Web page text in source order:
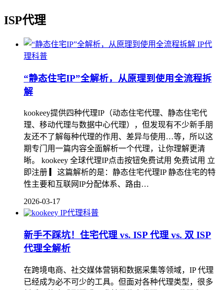
ISP代理
IP代
理科普
“静态住宅IP”全解析，从原理到使用全流程拆
解
kookeey提供四种代理IP（动态住宅代理、静态住宅代
理、移动代理与数据中心代理），但发现有不少新手朋
友还不了解每种代理的作用、差异与使用…等，所以这
期专门用一篇内容全面解析一个代理，让你理解更清
晰。 kookeey 全球代理IP点击按钮免费试用 免费试用 立
即注册 ▎这篇解析的是：静态住宅代理IP 静态住宅的特
性主要和互联网IP分配体系、路由…
2026-03-17
IP代理科普
新手不踩坑！住宅代理 vs. ISP 代理 vs. 双 ISP
代理全解析
在跨境电商、社交媒体营销和数据采集等领域，IP 代理
已经成为必不可少的工具。但面对各种代理类型，很多